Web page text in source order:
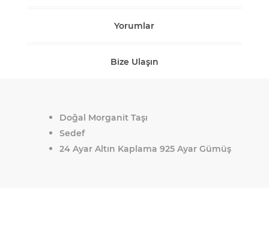
Yorumlar
Bize Ulaşın
Doğal Morganit Taşı
Sedef
24 Ayar Altın Kaplama 925 Ayar Gümüş